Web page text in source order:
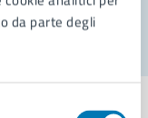
da parte degli